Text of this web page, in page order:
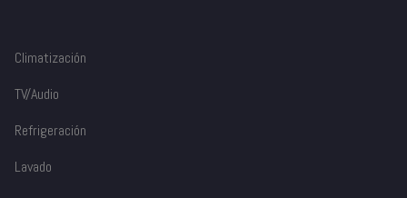
Climatización
TV/Audio
Refrigeración
Lavado